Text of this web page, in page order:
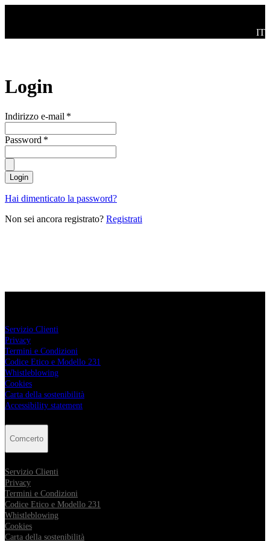
IT
Login
Indirizzo e-mail *
Password *
Login
Hai dimenticato la password?
Non sei ancora registrato? Registrati
Servizio Clienti
Privacy
Termini e Condizioni
Codice Etico e Modello 231
Whistleblowing
Cookies
Carta della sostenibilità
Accessibility statement
Comcerto
Servizio Clienti
Privacy
Termini e Condizioni
Codice Etico e Modello 231
Whistleblowing
Cookies
Carta della sostenibilità